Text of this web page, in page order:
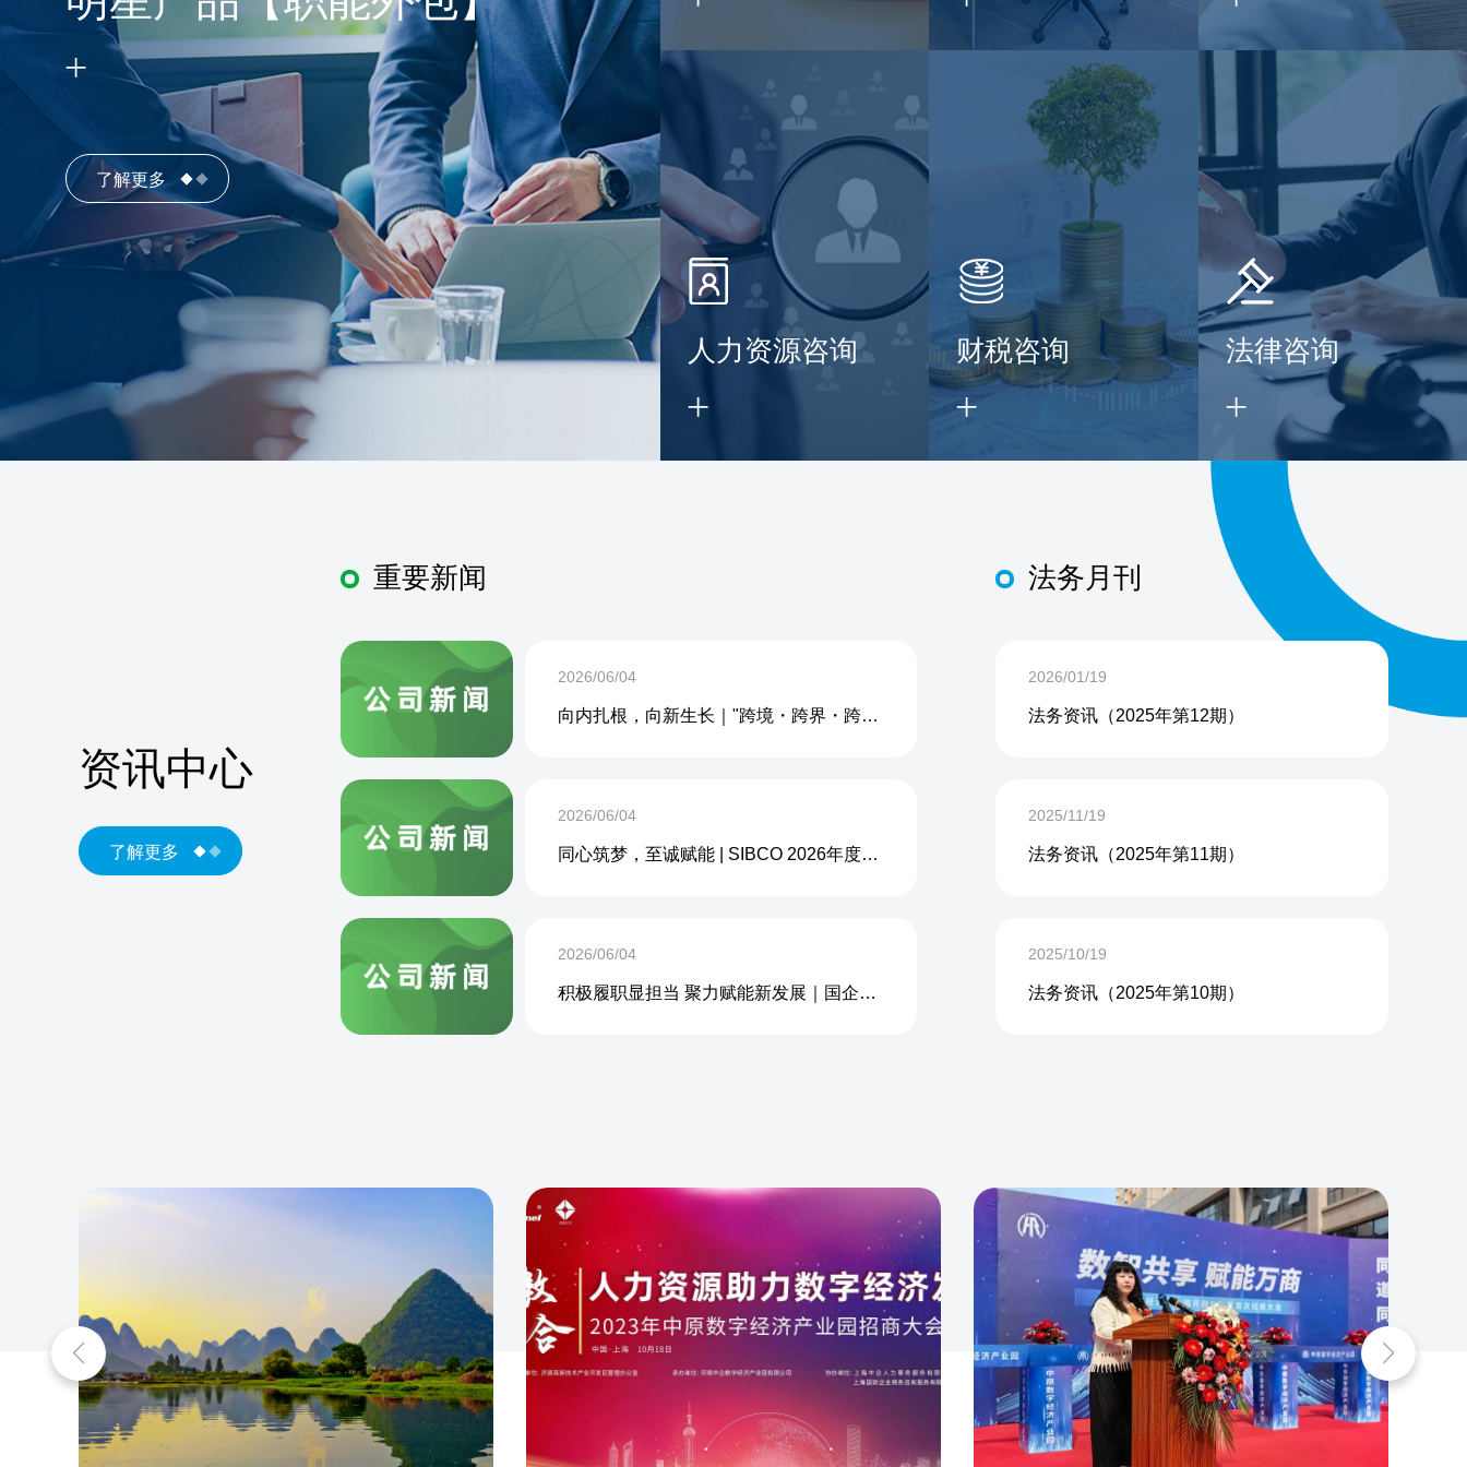
了解更多
人力资源咨询 财税咨询 法律咨询
资讯中心
了解更多
重要新闻
2026/06/04
向内扎根，向新生长｜"跨境・跨界・跨周期企业内生力沙龙"成功举办
2026/06/04
同心筑梦，至诚赋能 | SIBCO 2026年度团建活动圆满收官
2026/06/04
积极履职显担当 聚力赋能新发展｜国企商务&中企人力出席上海现代服务业联合会第五届会员大会第三次会议暨2026服务业高质量发展大会
法务月刊
2026/01/19
法务资讯（2025年第12期）
2025/11/19
法务资讯（2025年第11期）
2025/10/19
法务资讯（2025年第10期）